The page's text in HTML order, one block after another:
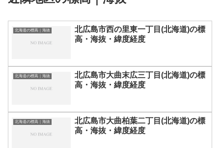
北海道の標高｜海抜
北広島市西の里東一丁目(北海道)の標
高・海抜・緯度経度
北海道の標高｜海抜
北広島市大曲末広三丁目(北海道)の標
高・海抜・緯度経度
北海道の標高｜海抜
北広島市大曲柏葉二丁目(北海道)の標
高・海抜・緯度経度